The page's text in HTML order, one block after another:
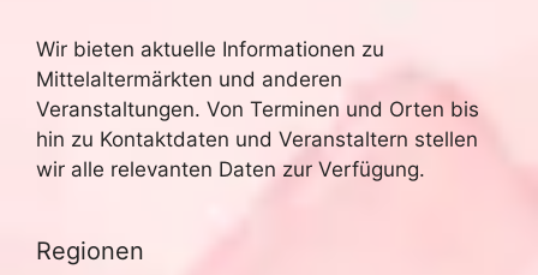
Wir bieten aktuelle Informationen zu
Mittelaltermärkten und anderen
Veranstaltungen. Von Terminen und Orten bis
hin zu Kontaktdaten und Veranstaltern stellen
wir alle relevanten Daten zur Verfügung.
Regionen